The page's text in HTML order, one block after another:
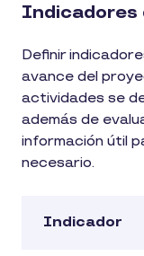
Indicadores
Definir
avance del
actividades se
además de
información útil
necesario.
Indicador